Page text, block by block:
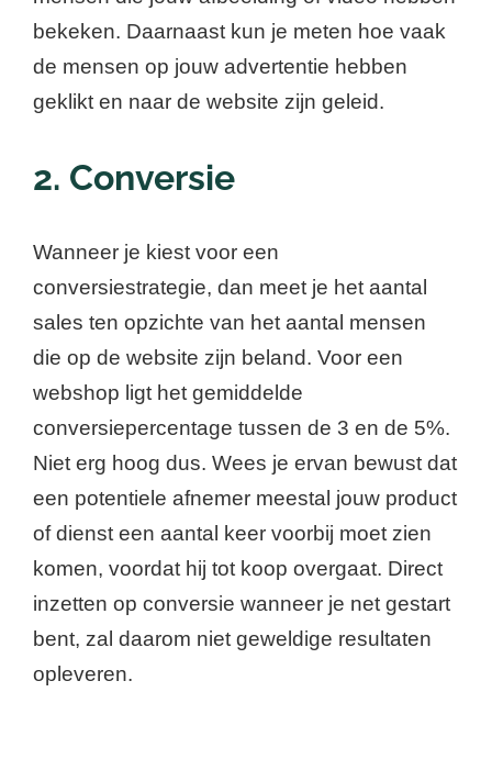
bekeken. Daarnaast kun je meten hoe vaak
de mensen op jouw advertentie hebben
geklikt en naar de website zijn geleid.
2. Conversie
Wanneer je kiest voor een
conversiestrategie, dan meet je het aantal
sales ten opzichte van het aantal mensen
die op de website zijn beland. Voor een
webshop ligt het gemiddelde
conversiepercentage tussen de 3 en de 5%.
Niet erg hoog dus. Wees je ervan bewust dat
een potentiele afnemer meestal jouw product
of dienst een aantal keer voorbij moet zien
komen, voordat hij tot koop overgaat. Direct
inzetten op conversie wanneer je net gestart
bent, zal daarom niet geweldige resultaten
opleveren.